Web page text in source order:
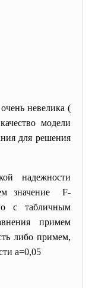
очень невелика (
модели
для решения
надежности
значение F-
с табличным
примем
либо примем,
a=0,05